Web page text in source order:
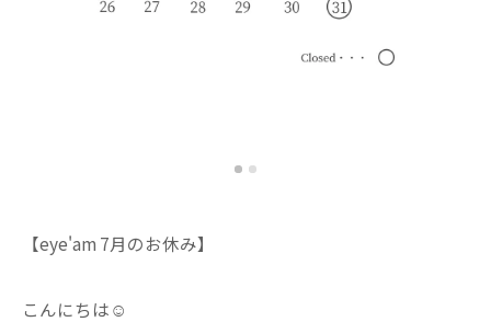
【eye'am 7月のお休み】
こんにちは☺︎